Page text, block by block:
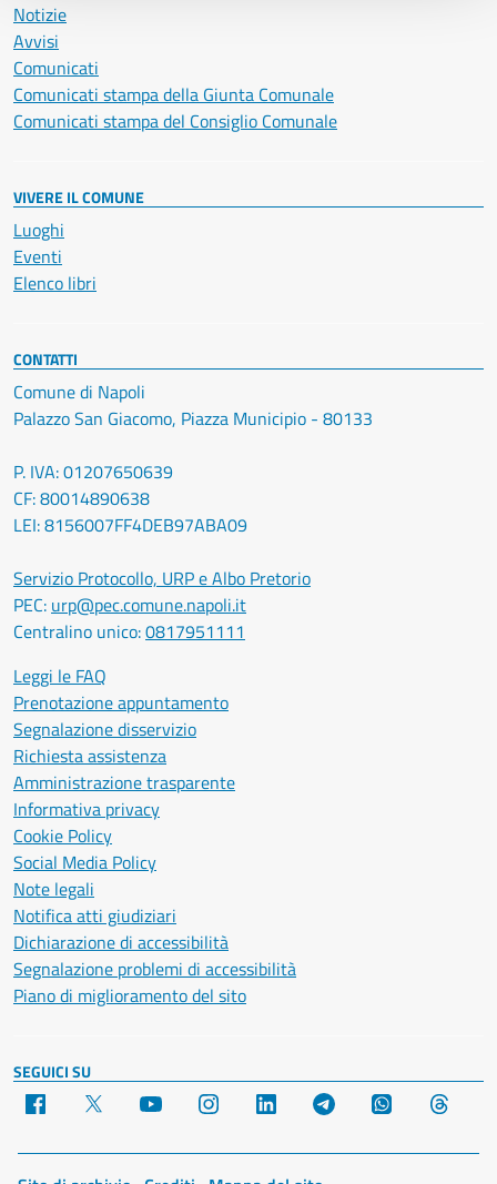
Notizie
Avvisi
Comunicati
Comunicati stampa della Giunta Comunale
Comunicati stampa del Consiglio Comunale
VIVERE IL COMUNE
Luoghi
Eventi
Elenco libri
CONTATTI
Comune di Napoli
Palazzo San Giacomo, Piazza Municipio - 80133
P. IVA: 01207650639
CF: 80014890638
LEI: 8156007FF4DEB97ABA09
Servizio Protocollo, URP e Albo Pretorio
PEC: urp@pec.comune.napoli.it
Centralino unico:0817951111
Leggi le FAQ
Prenotazione appuntamento
Segnalazione disservizio
Richiesta assistenza
Amministrazione trasparente
Informativa privacy
Cookie Policy
Social Media Policy
Note legali
Notifica atti giudiziari
Dichiarazione di accessibilità
Segnalazione problemi di accessibilità
Piano di miglioramento del sito
SEGUICI SU
Facebook YouTube Instagram LinkedIn Telegram WhatsApp